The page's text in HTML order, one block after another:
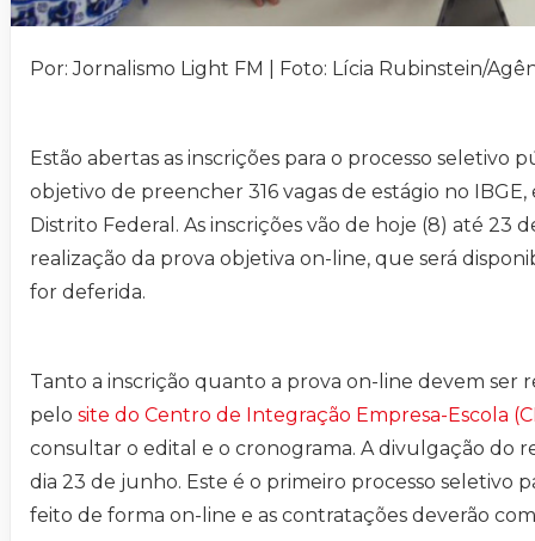
Por: Jornalismo Light FM | Foto: Lícia Rubinstein/
Estão abertas as inscrições para o processo seletivo
objetivo de preencher 316 vagas de estágio no
Distrito Federal. As inscrições vão de hoje (8) até 23
realização da prova objetiva on-line, que será
for deferida.
Tanto a inscrição quanto a prova on-line devem ser
pelo site do Centro de Integração Empresa-Escola
consultar o edital e o cronograma. A divulgação do
dia 23 de junho. Este é o primeiro processo seletivo
feito de forma on-line e as contratações deverão